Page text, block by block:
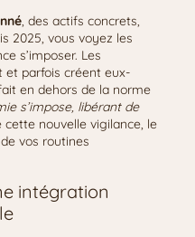
, des actifs concrets,
2025, vous voyez les
s’imposer. Les
et parfois créent eux-
en dehors de la norme
s’impose, libérant de
cette nouvelle vigilance, le
vos routines
intégration